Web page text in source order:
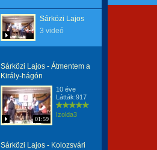
Sárközi Lajos
3 videó
Sárközi Lajos - Átmentem a
Király-hágón
01:59
10 éve
Látták:917
Izolda3
Sárközi Lajos - Kolozsvári